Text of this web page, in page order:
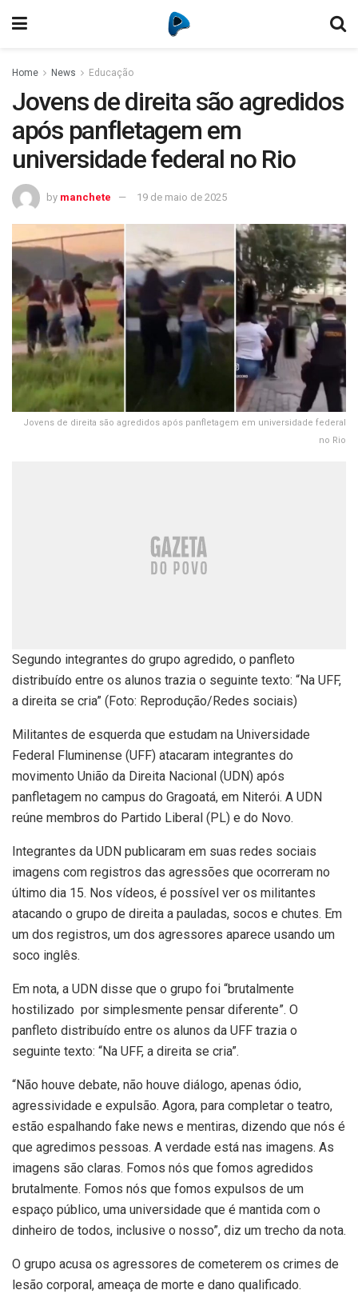
Home News Educação
Jovens de direita são agredidos
após panfletagem em
universidade federal no Rio
by manchete 19 de maio de 2025
Jovens de direita são agredidos após panfletagem em universidade federal
no Rio
Segundo integrantes do grupo agredido, o panfleto
distribuído entre os alunos trazia o seguinte texto: “Na UFF,
a direita se cria” (Foto: Reprodução/Redes sociais)
Militantes de esquerda que estudam na Universidade
Federal Fluminense (UFF) atacaram integrantes do
movimento União da Direita Nacional (UDN) após
panfletagem no campus do Gragoatá, em Niterói. A UDN
reúne membros do Partido Liberal (PL) e do Novo.
Integrantes da UDN publicaram em suas redes sociais
imagens com registros das agressões que ocorreram no
último dia 15. Nos vídeos, é possível ver os militantes
atacando o grupo de direita a pauladas, socos e chutes. Em
um dos registros, um dos agressores aparece usando um
soco inglês.
Em nota, a UDN disse que o grupo foi “brutalmente
hostilizado por simplesmente pensar diferente”. O
panfleto distribuído entre os alunos da UFF trazia o
seguinte texto: “Na UFF, a direita se cria”.
“Não houve debate, não houve diálogo, apenas ódio,
agressividade e expulsão. Agora, para completar o teatro,
estão espalhando fake news e mentiras, dizendo que nós é
que agredimos pessoas. A verdade está nas imagens. As
imagens são claras. Fomos nós que fomos agredidos
brutalmente. Fomos nós que fomos expulsos de um
espaço público, uma universidade que é mantida com o
dinheiro de todos, inclusive o nosso”, diz um trecho da nota.
O grupo acusa os agressores de cometerem os crimes de
lesão corporal, ameaça de morte e dano qualificado.